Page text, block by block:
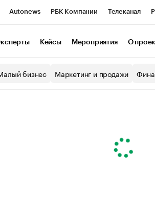
Autonews РБК Компании Телеканал
Экономика Бизнес
Кейсы Мероприятия О
бизнес Маркетинг и продажи